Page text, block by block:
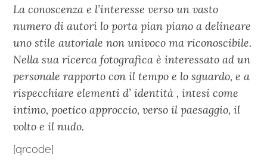
La conoscenza e l’interesse verso un vasto
numero di autori lo porta pian piano a delineare
uno stile autoriale non univoco ma riconoscibile.
Nella sua ricerca fotografica è interessato ad un
personale rapporto con il tempo e lo sguardo, e a
rispecchiare elementi d’ identità , intesi come
intimo, poetico approccio, verso il paesaggio, il
volto e il nudo.
[qrcode]